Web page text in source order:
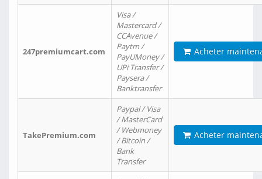
247premiumcart.com
Visa /
Mastercard /
CCAvenue /
Paytm /
PayUMoney /
UPi Transfer /
Paysera /
Banktransfer
Acheter
TakePremium.com
Paypal / Visa
/ MasterCard
/ Webmoney
/ Bitcoin /
Bank
Transfer
Acheter